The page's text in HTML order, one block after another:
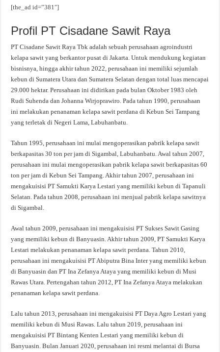
[the_ad id=”381″]
Profil PT Cisadane Sawit Raya
PT Cisadane Sawit Raya Tbk adalah sebuah perusahaan agroindustri
kelapa sawit yang berkantor pusat di Jakarta. Untuk mendukung kegiatan
bisnisnya, hingga akhir tahun 2022, perusahaan ini memiliki sejumlah
kebun di Sumatera Utara dan Sumatera Selatan dengan total luas mencapai
29.000 hektar. Perusahaan ini didirikan pada bulan Oktober 1983 oleh
Rudi Suhenda dan Johanna Wirjoprawiro. Pada tahun 1990, perusahaan
ini melakukan penanaman kelapa sawit perdana di Kebun Sei Tampang
yang terletak di Negeri Lama, Labuhanbatu.
Tahun 1995, perusahaan ini mulai mengoperasikan pabrik kelapa sawit
berkapasitas 30 ton per jam di Sigambal, Labuhanbatu. Awal tahun 2007,
perusahaan ini mulai mengoperasikan pabrik kelapa sawit berkapasitas 60
ton per jam di Kebun Sei Tampang. Akhir tahun 2007, perusahaan ini
mengakuisisi PT Samukti Karya Lestari yang memiliki kebun di Tapanuli
Selatan. Pada tahun 2008, perusahaan ini menjual pabrik kelapa sawitnya
di Sigambal.
Awal tahun 2009, perusahaan ini mengakuisisi PT Sukses Sawit Gasing
yang memiliki kebun di Banyuasin. Akhir tahun 2009, PT Samukti Karya
Lestari melakukan penanaman kelapa sawit perdana. Tahun 2010,
perusahaan ini mengakuisisi PT Abiputra Bina Inter yang memiliki kebun
di Banyuasin dan PT Ina Zefanya Ataya yang memiliki kebun di Musi
Rawas Utara. Pertengahan tahun 2012, PT Ina Zefanya Ataya melakukan
penanaman kelapa sawit perdana.
Lalu tahun 2013, perusahaan ini mengakuisisi PT Daya Agro Lestari yang
memiliki kebun di Musi Rawas. Lalu tahun 2019, perusahaan ini
mengakuisisi PT Bintang Kenten Lestari yang memiliki kebun di
Banyuasin. Bulan Januari 2020, perusahaan ini resmi melantai di Bursa